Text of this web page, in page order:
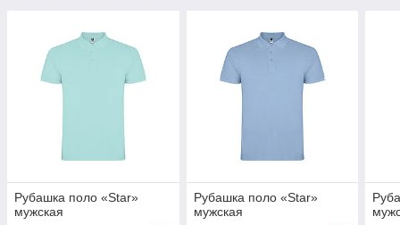
Рубашка поло «Star»
мужская
Рубашка поло «Star»
мужская